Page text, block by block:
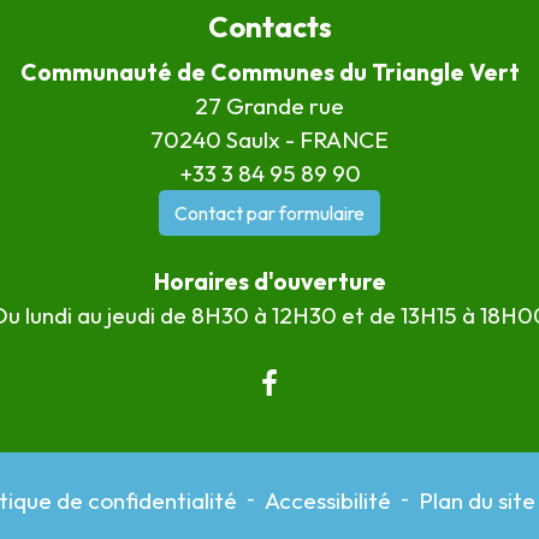
Contacts
Communauté de Communes du Triangle Vert
27 Grande rue
70240 Saulx - FRANCE
+33 3 84 95 89 90
Contact par formulaire
Horaires d'ouverture
lundi au jeudi de 8H30 à 12H30 et de 13H15 à
de confidentialité - Accessibilité - Plan du site